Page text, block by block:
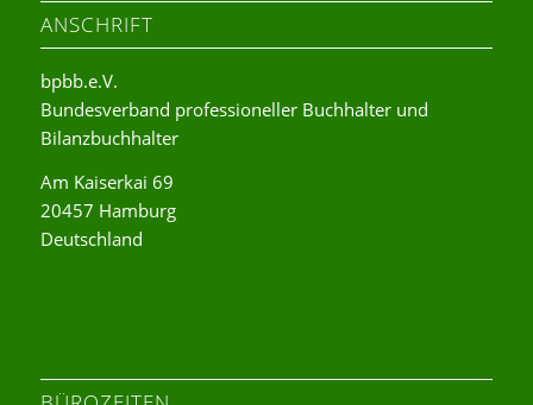
ANSCHRIFT
bpbb.e.V.
Bundesverband professioneller Buchhalter und
Bilanzbuchhalter
Am Kaiserkai 69
20457 Hamburg
Deutschland